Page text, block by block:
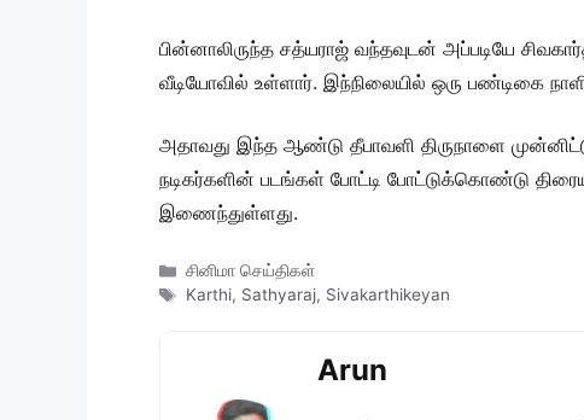
பின்னாலிருந்த சத்யராஜ் வந்தவுடன் அப்படியே
வீடியோவில் உள்ளார். இந்நிலையில் ஒரு பண்டிகை
அதாவது இந்த ஆண்டு தீபாவளி திருநாளை
நடிகர்களின் படங்கள் போட்டி போட்டுக்கொண்டு
இணைந்துள்ளது.
Categories
சினிமா செய்திகள்
Tags
Karthi, Sathyaraj, Sivakarthikeyan
Arun